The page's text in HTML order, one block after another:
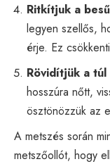
Ritkítjuk a
legyen szellős,
érje. Ez
Rövidítjük a túl
hosszúra nőtt,
ösztönözzük az
A metszés során
metszőollót, hogy